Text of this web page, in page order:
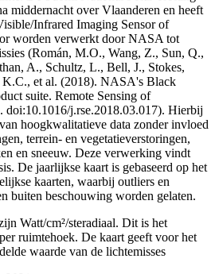
middernacht over Vlaanderen en heeft
Infrared Imaging Sensor of
worden verwerkt door NASA tot
(Román, M.O., Wang, Z., Sun, Q.,
A., Schultz, L., Bell, J., Stokes,
K.C., et al. (2018). NASA's Black
suite. Remote Sensing of
doi:10.1016/j.rse.2018.03.017). Hierbij
hoogkwalitatieve data zonder invloed
terrein- en vegetatieverstoringen,
en sneeuw. Deze verwerking vindt
De jaarlijkse kaart is gebaseerd op het
kaarten, waarbij outliers en
buiten beschouwing worden gelaten.
Watt/cm²/steradiaal. Dit is het
ruimtehoek. De kaart geeft voor het
waarde van de lichtemisses